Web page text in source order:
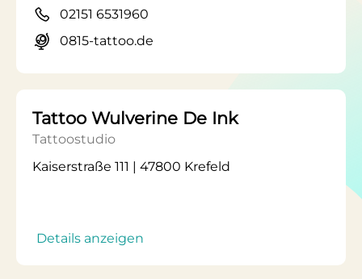
02151 6531960
0815-tattoo.de
Tattoo Wulverine De Ink
Tattoostudio
Kaiserstraße 111 | 47800 Krefeld
Details anzeigen